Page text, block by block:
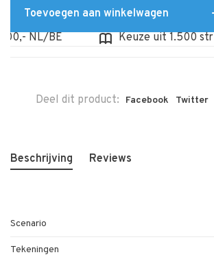
Toevoegen aan winkelwagen
NL/BE
Keuze uit 1.500 strips
Deel dit product: Facebook Twitter
Beschrijving Reviews
Scenario
Tekeningen